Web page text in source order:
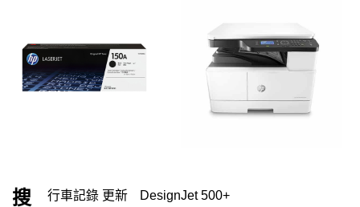
搜 行車記錄 更新 DesignJet 500+